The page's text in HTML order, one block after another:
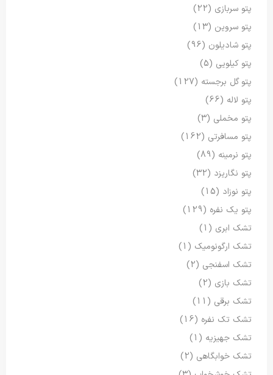
پتو سربازی (22)
پتو سروین (13)
پتو شادیلون (96)
پتو کیلویی (5)
پتو گل برجسته (127)
پتو لاله (66)
پتو مخملی (3)
پتو مسافرتی (162)
پتو نرمینه (89)
پتو نگاریزد (32)
پتو نوزاد (15)
پتو یک نفره (129)
تشک ابری (1)
تشک ارگونومیک (1)
تشک اسفنجی (2)
تشک بازی (2)
تشک برقی (11)
تشک تک نفره (16)
تشک جهیزیه (1)
تشک خوابگاهی (2)